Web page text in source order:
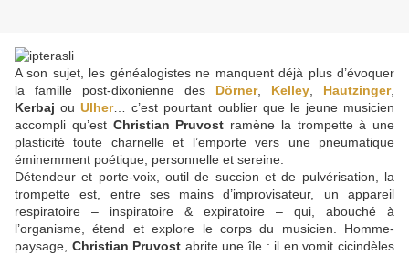
A son sujet, les généalogistes ne manquent déjà plus d’évoquer
la famille post-dixonienne des Dörner, Kelley Hautzinger,
Kerbaj ouUlher… c’est pourtant oublier que le jeune musicien
accompli qu’est Christian Pruvost ramène la trompette à une
plasticité toute charnelle et l’emporte vers une pneumatique
éminemment poétique, personnelle et sereine.
Détendeur et porte-voix, outil de succion et de pulvérisation, la
trompette est, entre ses mains d’improvisateur, un appareil
respiratoire – inspiratoire & expiratoire – qui, abouché à
l’organisme, étend et explore le corps du musicien. Homme-
paysage, Christian Pruvost abrite une île : il en vomit cicindèles